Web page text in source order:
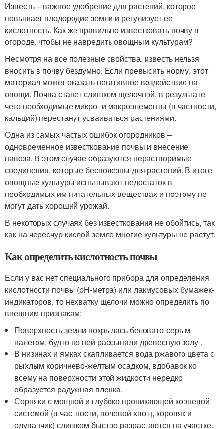
Известь – важное удобрение для растений, которое
повышает плодородие земли и регулирует ее
кислотность. Как же правильно известковать почву в
огороде, чтобы не навредить овощным культурам?
Несмотря на все полезные свойства, известь нельзя
вносить в почву бездумно. Если превысить норму, этот
материал может оказать негативное воздействие на
овощи. Почва станет слишком щелочной, в результате
чего необходимые микро- и макроэлементы (в частности,
кальций) перестанут усваиваться растениями.
Одна из самых частых ошибок огородников –
одновременное известкование почвы и внесение
навоза. В этом случае образуются нерастворимые
соединения, которые бесполезны для растений. В итоге
овощные культуры испытывают недостаток в
необходимых им питательных веществах и поэтому не
могут дать хороший урожай.
В некоторых случаях без известкования не обойтись, так
как на чересчур кислой земле многие культуры не растут.
Как определить кислотность почвы
Если у вас нет специального прибора для определения
кислотности почвы (pH-метра) или лакмусовых бумажек-
индикаторов, то нехватку щелочи можно определить по
внешним признакам:
Поверхность земли покрылась беловато-серым
налетом, будто по ней рассыпали древесную золу .
В низинах и ямках скапливается вода ржавого цвета с
рыхлым коричнево-желтым осадком, вдобавок ко
всему на поверхности этой жидкости нередко
образуется радужная пленка.
Сорняки с мощной и глубоко проникающей корневой
системой (в частности, полевой хвощ, коровяк и
одуванчик) слишком быстро разрастаются на участке.